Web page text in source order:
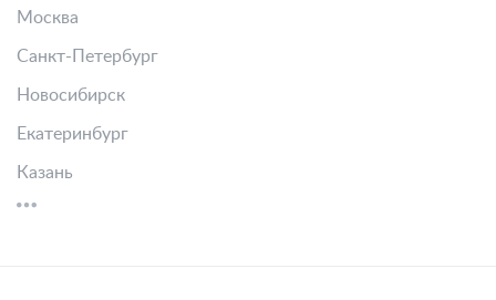
Москва
Санкт-Петербург
Новосибирск
Екатеринбург
Казань